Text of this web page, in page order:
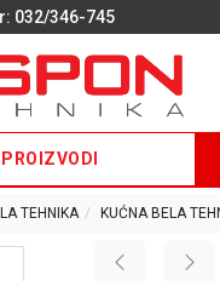
032/346-745
PROIZVODI
TEHNIKA KUĆNA BELA